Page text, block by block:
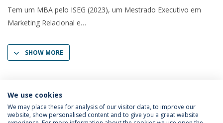
Tem um MBA pelo ISEG (2023), um Mestrado Executivo em
Marketing Relacional e
SHOW MORE
We use cookies
We may place these for analysis of our visitor data, to improve our
website, show personalised content and to give you a great website